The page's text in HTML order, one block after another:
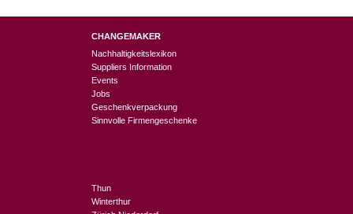
CHANGEMAKER
Nachhaltigkeitslexikon
Suppliers Information
Events
Jobs
Geschenkverpackung
Sinnvolle Firmengeschenke
Thun
Winterthur